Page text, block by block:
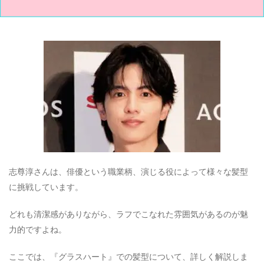
志尊淳さんは、俳優という職業柄、演じる役によって様々な髪型
に挑戦しています。
どれも清潔感がありながら、ラフでこなれた雰囲気があるのが魅
力的ですよね。
ここでは、『グラスハート』での髪型について、詳しく解説しま